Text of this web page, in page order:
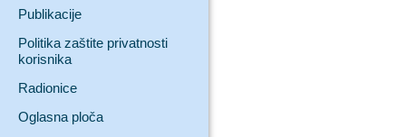
Publikacije
Politika zaštite privatnosti
korisnika
Radionice
Oglasna ploča